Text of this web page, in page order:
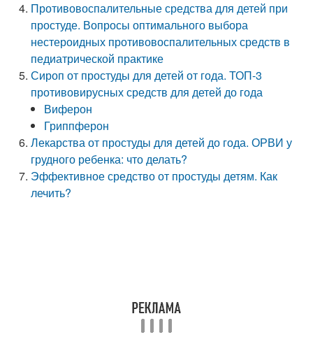
Противовоспалительные средства для детей при
простуде. Вопросы оптимального выбора
нестероидных противовоспалительных средств в
педиатрической практике
Сироп от простуды для детей от года. ТОП-3
противовирусных средств для детей до года
Виферон
Гриппферон
Лекарства от простуды для детей до года. ОРВИ у
грудного ребенка: что делать?
Эффективное средство от простуды детям. Как
лечить?